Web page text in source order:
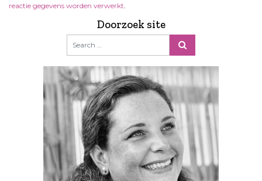
reactie gegevens worden verwerkt
Doorzoek site